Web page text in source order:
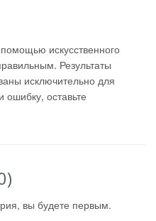
искусственного
Результаты
исключительно для
оставьте
вы будете первым.